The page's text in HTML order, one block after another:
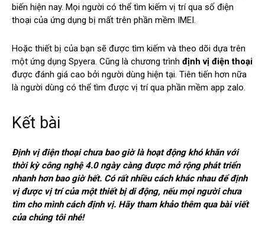
biến hiện nay. Mọi người có thể tìm kiếm vị trí qua số điện
thoại của ứng dụng bị mất trên phần mềm IMEI.
Hoặc thiết bị của bạn sẽ được tìm kiếm và theo dõi dựa trên
một ứng dụng Spyera. Cũng là chương trình định vị điện thoại
được đánh giá cao bởi người dùng hiện tại. Tiên tiến hơn nữa
là người dùng có thể tìm được vị trí qua phần mềm app zalo.
Kết bài
Định vị điện thoại chưa bao giờ là hoạt động khó khăn với
thời kỳ công nghệ 4.0 ngày càng được mở rộng phát triển
nhanh hơn bao giờ hết. Có rất nhiều cách khác nhau để định
vị được vị trí của một thiết bị di động, nếu mọi người chưa
tìm cho mình cách định vị. Hãy tham khảo thêm qua bài viết
của chúng tôi nhé!